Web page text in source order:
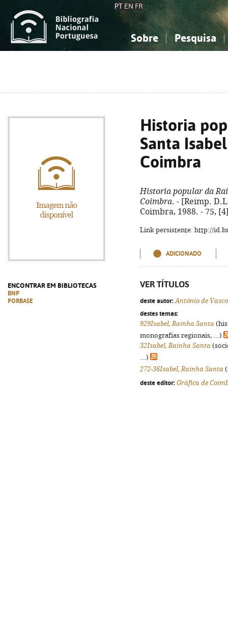
PT EN FR
Sobre Pesquisa
ENCONTRAR EM BIBLIOTECAS
BNP
PORBASE
Historia
Santa
Coimbra
Historia popular da
Coimbra. - [Reimp.
Coimbra, 1988. - 75,
Link persistente: http://
ADICIONADO
VER TÍTULOS
deste autor: António de
destes temas:
929Isabel, Rainha Santa
monografias regionais, ...)
32Isabel, Rainha Santa
...)
272-36Isabel, Rainha Santa
deste editor: Gráfica de